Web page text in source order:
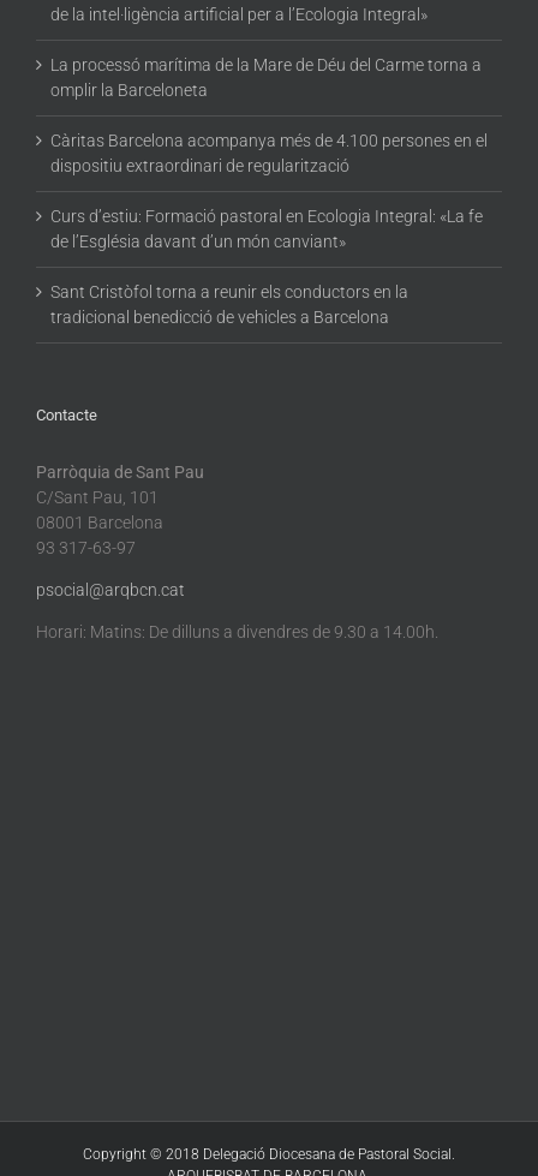
de la intel·ligència artificial per a l’Ecologia Integral»
La processó marítima de la Mare de Déu del Carme torna a
omplir la Barceloneta
Càritas Barcelona acompanya més de 4.100 persones en el
dispositiu extraordinari de regularització
Curs d’estiu: Formació pastoral en Ecologia Integral: «La fe
de l’Església davant d’un món canviant»
Sant Cristòfol torna a reunir els conductors en la
tradicional benedicció de vehicles a Barcelona
Contacte
Parròquia de Sant Pau
C/Sant Pau, 101
08001 Barcelona
93 317-63-97
psocial@arqbcn.cat
Horari: Matins: De dilluns a divendres de 9.30 a 14.00h.
Copyright © 2018 Delegació Diocesana de Pastoral Social.